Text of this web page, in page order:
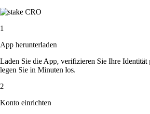
1
App herunterladen
Laden Sie die App, verifizieren Sie Ihre Identität
legen Sie in Minuten los.
2
Konto einrichten